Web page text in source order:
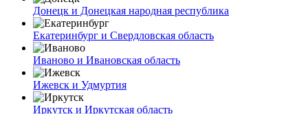
Донецк и Донецкая народная республика
Екатеринбург и Свердловская область
Иваново и Ивановская область
Ижевск и Удмуртия
Иркутск и Иркутская область